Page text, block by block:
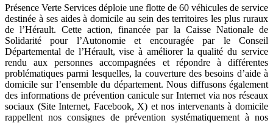
Présence Verte Services déploie une flotte de 60 véhicules de service
destinée à ses aides à domicile au sein des territoires les plus ruraux
de l’Hérault. Cette action, financée par la Caisse Nationale de
Solidarité pour l’Autonomie et encouragée par le Conseil
Départemental de l’Hérault, vise à améliorer la qualité du service
rendu aux personnes accompagnées et répondre à différentes
problématiques parmi lesquelles, la couverture des besoins d’aide à
domicile sur l’ensemble du département. Nous diffusons également
des informations de prévention canicule sur Internet via nos réseaux
sociaux (Site Internet, Facebook, X) et nos intervenants à domicile
rappellent nos consignes de prévention systématiquement à nos